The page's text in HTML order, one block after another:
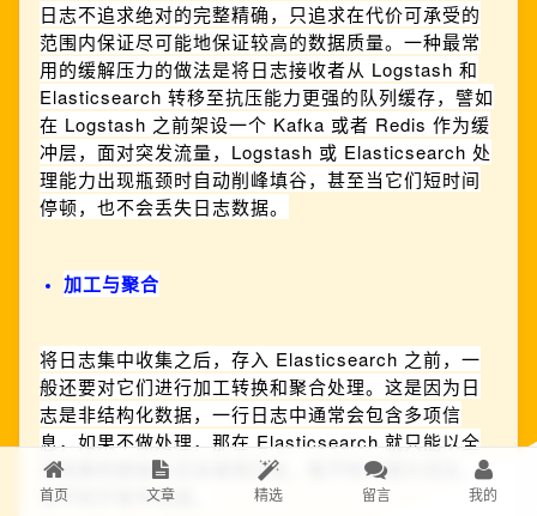
首页 文章 精选 留言 我的
日志不追求绝对的完整精确，只追求在代价可承受的
范围内保证尽可能地保证较高的数据质量。一种最常
用的缓解压力的做法是将日志接收者从 Logstash 和
Elasticsearch 转移至抗压能力更强的队列缓存，譬如
在 Logstash 之前架设一个 Kafka 或者 Redis 作为缓
冲层，面对突发流量，Logstash 或 Elasticsearch 处
理能力出现瓶颈时自动削峰填谷，甚至当它们短时间
停顿，也不会丢失日志数据。
加工与聚合
将日志集中收集之后，存入 Elasticsearch 之前，一
般还要对它们进行加工转换和聚合处理。这是因为日
志是非结构化数据，一行日志中通常会包含多项信
息，如果不做处理，那在 Elasticsearch 就只能以全
文检索的原始方式去使用日志，既不利于统计对比，
也不利于条件过滤。